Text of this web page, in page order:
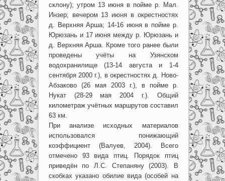
склону); утром 13 июня в пойме р. Мал.
Инзер; вечером 13 июня в окрестностях
д. Верхняя Арша; 14-16 июня в пойме р.
Юрюзань и 17 июня между р. Юрюзань и
д. Верхняя Арша. Кроме того ранее были
проведены учёты на Узянском
водохранилище (13-14 августа и 1-4
сентября 2000 г.), в окрестностях д. Ново-
Абзаково (26 мая 2003 г.), в пойме р.
Нукат (28-29 мая 2004 г.). Общий
километраж учётных маршрутов составил
63 км.
При анализе исходных материалов
использовался понижающий
коэффициент (Валуев, 2004). Всего
отмечено 93 вида птиц. Порядок птиц
приведён по Л.С. Степаняну (2003). В
скобках указано обилие вида (особей на